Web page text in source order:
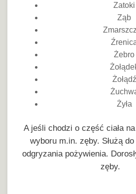
Zatoki
Ząb
Żebro
Żołądź
Żyła
A jeśli chodzi o część ciała
wyboru m.in. zęby. Służą
odgryzania pożywienia.
zęby.